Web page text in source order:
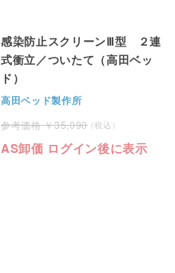
感染防止スクリーンⅢ型 ２連
式衝立／ついたて（高田ベッ
ド）
高田ベッド製作所
35,090
AS卸価 ログイン後に表示